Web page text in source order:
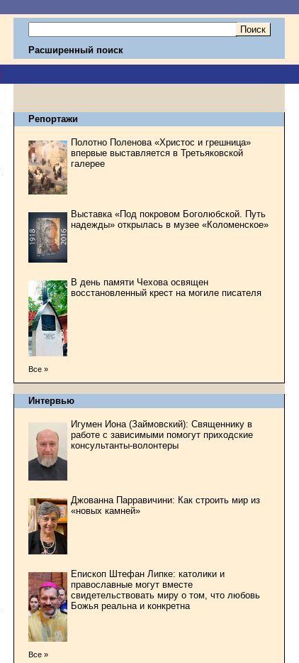
Расширенный поиск
Репортажи
Полотно Поленова «Христос и грешница»
впервые выставляется в Третьяковской
галерее
Выставка «Под покровом Боголюбской. Путь
надежды» открылась в музее «Коломенское»
В день памяти Чехова освящен
восстановленный крест на могиле писателя
Все »
Интервью
Игумен Иона (Займовский): Священнику в
работе с зависимыми помогут приходские
консультанты-волонтеры
Джованна Парравичини: Как строить мир из
«новых камней»
Епископ Штефан Липке: католики и
православные могут вместе
свидетельствовать миру о том, что любовь
Божья реальна и конкретна
Все »